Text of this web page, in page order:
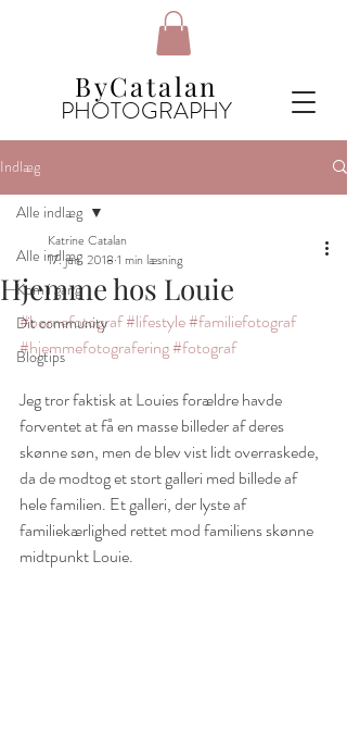
ByCatalan
PHOTOGRAPHY
Indlæg
Alle indlæg
Kom i gang
Dit community
Blogtips
Alle indlæg
Hjemme hos Louie
Katrine Catalan
17. jun. 2018 1 min læsning
#børnefotograf#lifestyle#familiefotograf
#hjemmefotografering#fotograf
Jeg tror faktisk at Louies forældre havde
forventet at få en masse billeder af deres
skønne søn, men de blev vist lidt overraskede,
da de modtog et stort galleri med billede af
hele familien. Et galleri, der lyste af
familiekærlighed rettet mod familiens skønne
midtpunkt Louie.